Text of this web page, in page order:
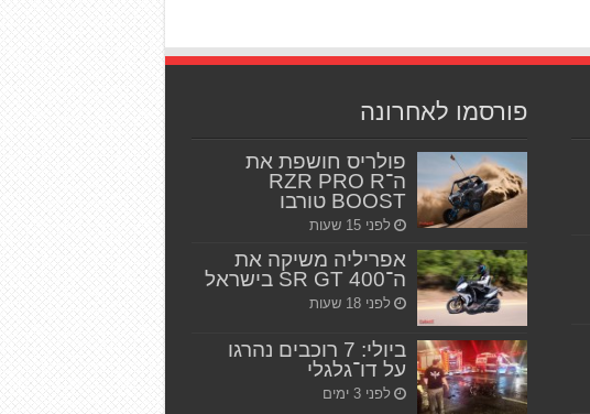
פורסמו לאחרונה
פולריס חושפת את
ה־RZR PRO R
BOOST טורבו
לפני 15 שעות
אפריליה משיקה את
ה־SR GT 400 בישראל
לפני 18 שעות
ביולי: 7 רוכבים נהרגו
על דו־גלגלי
לפני 3 ימים